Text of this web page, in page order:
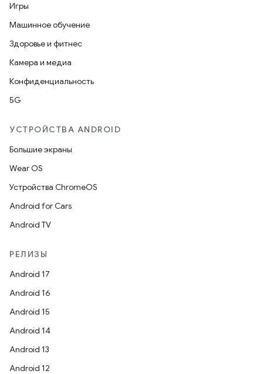
Игры
Машинное обучение
Здоровье и фитнес
Камера и медиа
Конфиденциальность
5G
УСТРОЙСТВА ANDROID
Большие экраны
Wear OS
Устройства ChromeOS
Android for Cars
Android TV
РЕЛИЗЫ
Android 17
Android 16
Android 15
Android 14
Android 13
Android 12